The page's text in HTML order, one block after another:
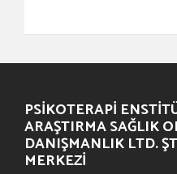
PSIKOTERAPI
ARAŞTIRMA SAĞLIK
DANIŞMANLIK LTD.
MERKEZI